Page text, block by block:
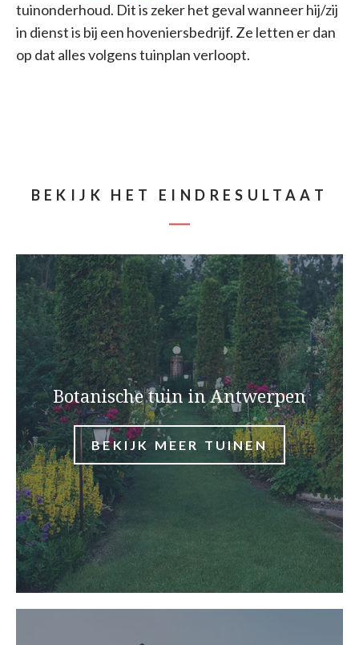
tuinonderhoud. Dit is zeker het geval wanneer hij/zij
in dienst is bij een hoveniersbedrijf. Ze letten er dan
op dat alles volgens tuinplan verloopt.
BEKIJK HET EINDRESULTAAT
Botanische tuin in Antwerpen
BEKIJK MEER TUINEN